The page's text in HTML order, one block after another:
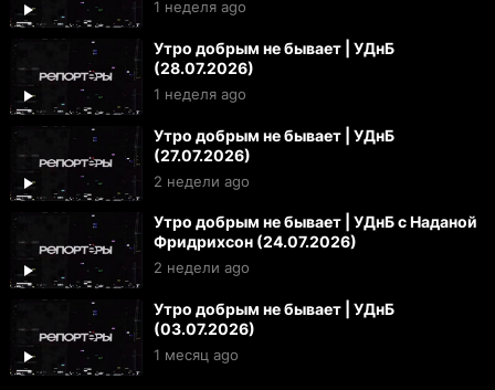
1 неделя ago
Утро добрым не бывает | УДнБ
(28.07.2026)
1 неделя ago
Утро добрым не бывает | УДнБ
(27.07.2026)
2 недели ago
Утро добрым не бывает | УДнБ с Наданой
Фридрихсон (24.07.2026)
2 недели ago
Утро добрым не бывает | УДнБ
(03.07.2026)
1 месяц ago